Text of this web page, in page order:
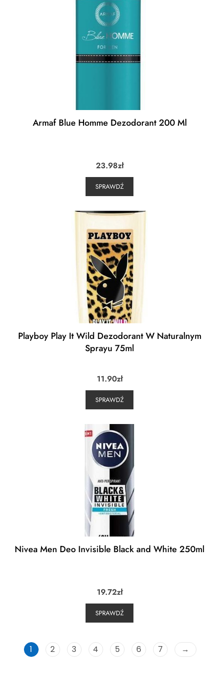
Armaf Blue Homme Dezodorant 200 Ml
23.98zł
SPRAWDŹ
Playboy Play It Wild Dezodorant W Naturalnym
Sprayu 75ml
11.90zł
SPRAWDŹ
Nivea Men Deo Invisible Black and White 250ml
19.72zł
SPRAWDŹ
1 2 3 4 5 6 7 →